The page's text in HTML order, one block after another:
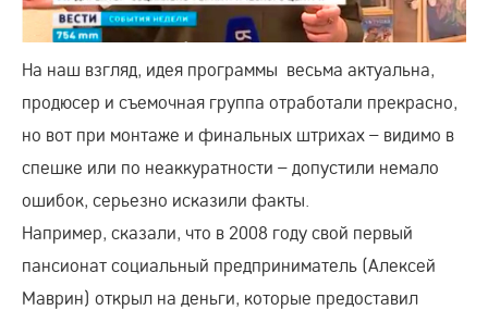
На наш взгляд, идея программы весьма актуальна,
продюсер и съемочная группа отработали прекрасно,
но вот при монтаже и финальных штрихах – видимо в
спешке или по неаккуратности – допустили немало
ошибок, серьезно исказили факты.
Например, сказали, что в 2008 году свой первый
пансионат социальный предприниматель (Алексей
Маврин) открыл на деньги, которые предоставил